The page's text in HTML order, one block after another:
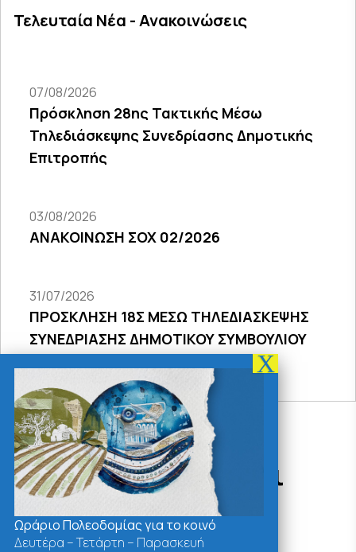
Τελευταία Νέα - Ανακοινώσεις
07/08/2026
Πρόσκληση 28ης Τακτικής Μέσω
Τηλεδιάσκεψης Συνεδρίασης Δημοτικής
Επιτροπής
03/08/2026
ΑΝΑΚΟΙΝΩΣΗ ΣΟΧ 02/2026
31/07/2026
ΠΡΟΣΚΛΗΣΗ 18Σ ΜΕΣΩ ΤΗΛΕΔΙΑΣΚΕΨΗΣ
ΣΥΝΕΔΡΙΑΣΗΣ ΔΗΜΟΤΙΚΟΥ ΣΥΜΒΟΥΛΙΟΥ
Δράσεις - Χρήσιμοι
Σύνδεσμοι
Ωράριο Πολεοδομίας για το κοινό
Δευτέρα – Τετάρτη – Παρασκευή